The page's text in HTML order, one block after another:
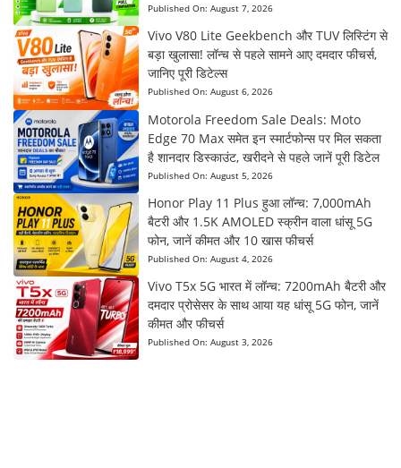
Published On: August 7, 2026
Vivo V80 Lite Geekbench और TUV लिस्टिंग से
बड़ा खुलासा! लॉन्च से पहले सामने आए दमदार फीचर्स,
जानिए पूरी डिटेल्स
Published On: August 6, 2026
Motorola Freedom Sale Deals: Moto
Edge 70 Max समेत इन स्मार्टफोन्स पर मिल सकता
है शानदार डिस्काउंट, खरीदने से पहले जानें पूरी डिटेल
Published On: August 5, 2026
Honor Play 11 Plus हुआ लॉन्च: 7,000mAh
बैटरी और 1.5K AMOLED स्क्रीन वाला धांसू 5G
फोन, जानें कीमत और 10 खास फीचर्स
Published On: August 4, 2026
Vivo T5x 5G भारत में लॉन्च: 7200mAh बैटरी और
दमदार प्रोसेसर के साथ आया यह धांसू 5G फोन, जानें
कीमत और फीचर्स
Published On: August 3, 2026